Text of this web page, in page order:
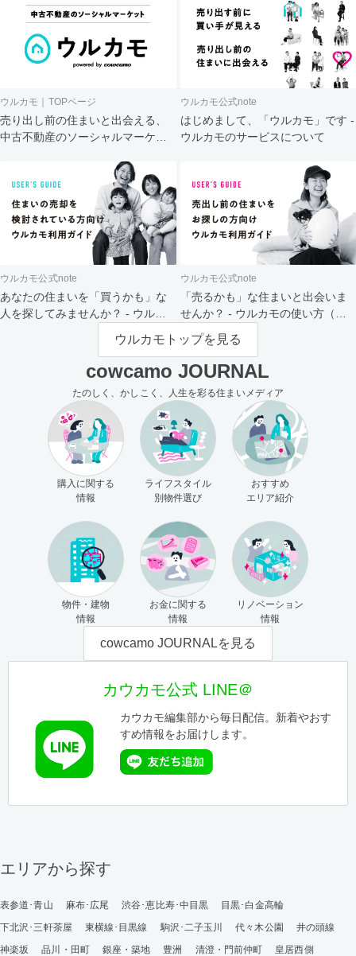
ウルカモ｜TOPページ
売り出し前の住まいと出会える、
中古不動産のソーシャルマーケッ
ウルカモ公式note
はじめまして、「ウルカモ」です -
ウルカモのサービスについて
ウルカモ公式note
あなたの住まいを「買うかも」な
人を探してみませんか？ - ウルカ
ウルカモ公式note
「売るかも」な住まいと出会いま
せんか？ - ウルカモの使い方（買
主さま向け）
ウルカモトップを見る
cowcamo JOURNAL
たのしく、かしこく、人生を彩る住まいメディア
購入に関する
情報
ライフスタイル
別物件選び
おすすめ
エリア紹介
物件・建物
情報
お金に関する
情報
リノベーション
情報
cowcamo JOURNALを見る
カウカモ公式 LINE＠
カウカモ編集部から毎日配信。新着やおす
すめ情報をお届けします。
エリアから探す
表参道･青山 麻布･広尾 渋谷･恵比寿･中目黒
目黒･白金高輪
下北沢･三軒茶屋
東横線･目黒線 駒沢･二子玉川 代々木公園
井の頭線
神楽坂
品川・田町 銀座・築地 豊洲 清澄・門前仲町
皇居西側